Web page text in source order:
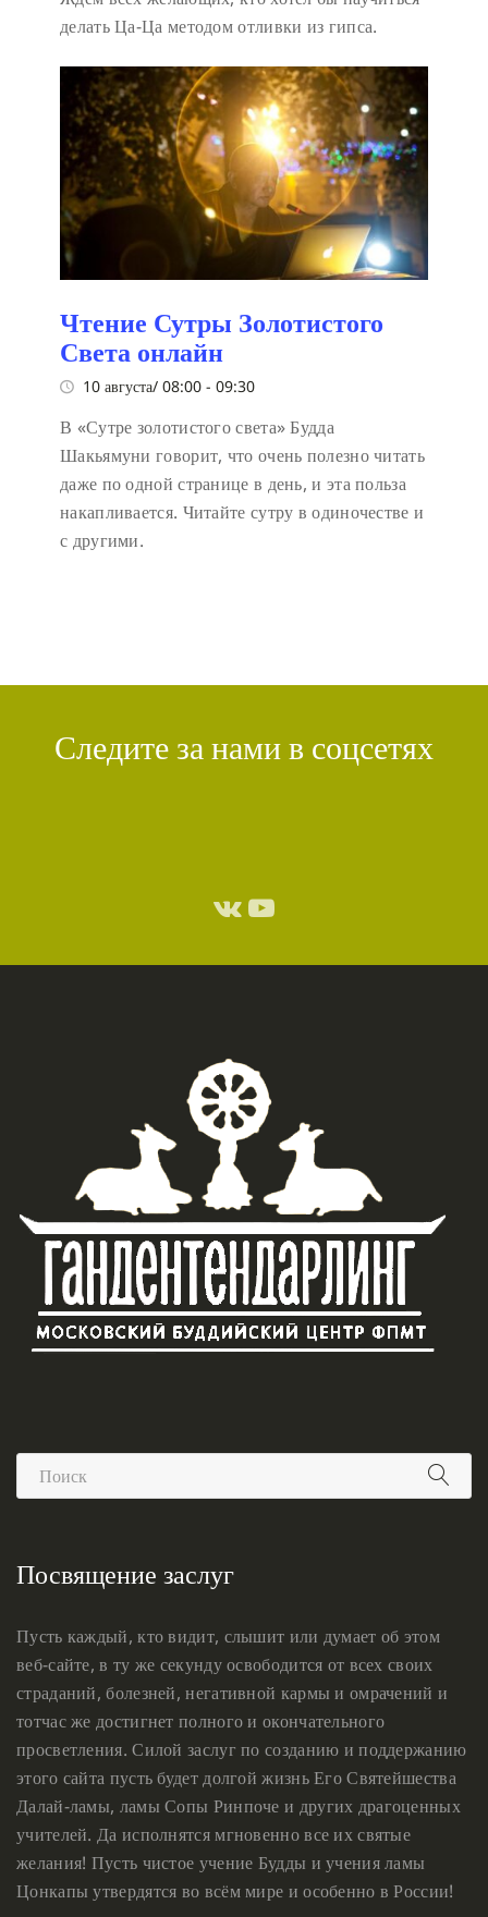
делать Ца-Ца методом отливки из гипса.
Чтение Сутры Золотистого
Света онлайн
10 августа/ 08:00 - 09:30
В «Сутре золотистого света» Будда
Шакьямуни говорит, что очень полезно читать
даже по одной странице в день, и эта польза
накапливается. Читайте сутру в одиночестве и
с другими.
Следите за нами в соцсетях
Посвящение заслуг
Пусть каждый, кто видит, слышит или думает об этом
веб-сайте, в ту же секунду освободится от всех своих
страданий, болезней, негативной кармы и омрачений и
тотчас же достигнет полного и окончательного
просветления. Силой заслуг по созданию и поддержанию
этого сайта пусть будет долгой жизнь Его Святейшества
Далай-ламы, ламы Сопы Ринпоче и других драгоценных
учителей. Да исполнятся мгновенно все их святые
желания! Пусть чистое учение Будды и учения ламы
Цонкапы утвердятся во всём мире и особенно в России!